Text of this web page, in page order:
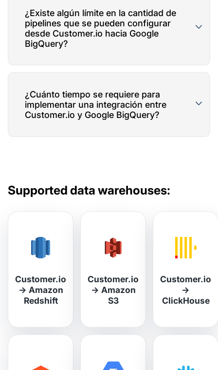
¿Existe algún límite en la cantidad de
pipelines que se pueden configurar
desde Customer.io hacia Google
BigQuery?
¿Cuánto tiempo se requiere para
implementar una integración entre
Customer.io y Google BigQuery?
Supported data warehouses:
Customer.io
→ Amazon
Redshift
Customer.io
→ Amazon
S3
Customer.io
→
ClickHouse